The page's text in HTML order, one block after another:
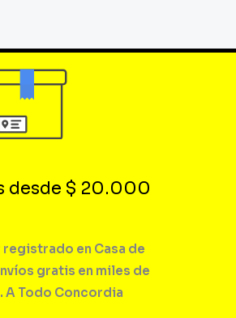
desde $ 20.000
en Casa de
gratis en miles de
Todo Concordia